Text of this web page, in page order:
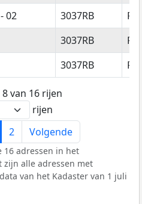
02 3037RB
3037RB
3037RB
van 16 rijen
rijen
2 Volgende
16 adressen in het
zijn alle adressen met
data van het Kadaster van 1 juli